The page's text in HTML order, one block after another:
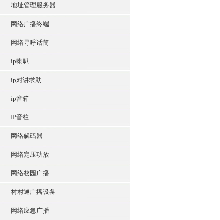
地址管理服务器
网络广播终端
网络寻呼话筒
ip喇叭
ip对讲求助
ip音箱
IP音柱
网络解码器
网络定压功放
网络校园广播
村村通广播设备
网络应急广播